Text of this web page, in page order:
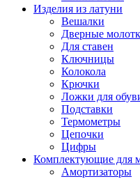
Изделия из латуни
Вешалки
Дверные
Для ставен
Ключницы
Колокола
Крючки
Ложки для
Подставки
Термометры
Цепочки
Цифры
Комплектующие для
Амортизаторы